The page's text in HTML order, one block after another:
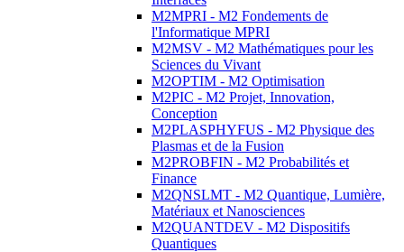
M2MPRI - M2 Fondements de
l'Informatique MPRI
M2MSV - M2 Mathématiques pour les
Sciences du Vivant
M2OPTIM - M2 Optimisation
M2PIC - M2 Projet, Innovation,
Conception
M2PLASPHYFUS - M2 Physique des
Plasmas et de la Fusion
M2PROBFIN - M2 Probabilités et
Finance
M2QNSLMT - M2 Quantique, Lumière,
Matériaux et Nanosciences
M2QUANTDEV - M2 Dispositifs
Quantiques